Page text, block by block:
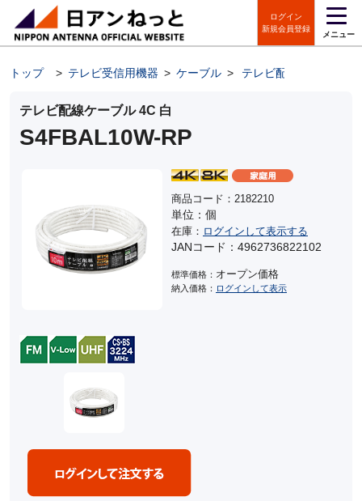
ログイン
新規会員登録
メニュー
トップ > テレビ受信用機器 > ケーブル > テレビ配線ケーブル
テレビ配線ケーブル 4C 白
S4FBAL10W-RP
商品コード：2182210
単位：個
在庫： ログインして表示する
JANコード：4962736822102
標準価格： オープン価格
納入価格： ログインして表示